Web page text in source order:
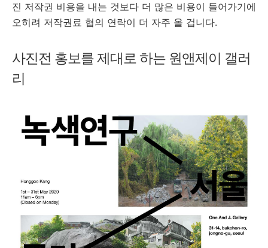
진 저작권 비용을 내는 것보다 더 많은 비용이 들어가기에
오히려 저작권료 협의 연락이 더 자주 올 겁니다.
사진전 홍보를 제대로 하는 원앤제이 갤러
리